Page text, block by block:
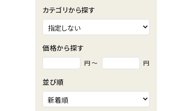
水性ネイル （シェルズコート）
カテゴリから探す
価格から探す
円 ～ 円
並び順